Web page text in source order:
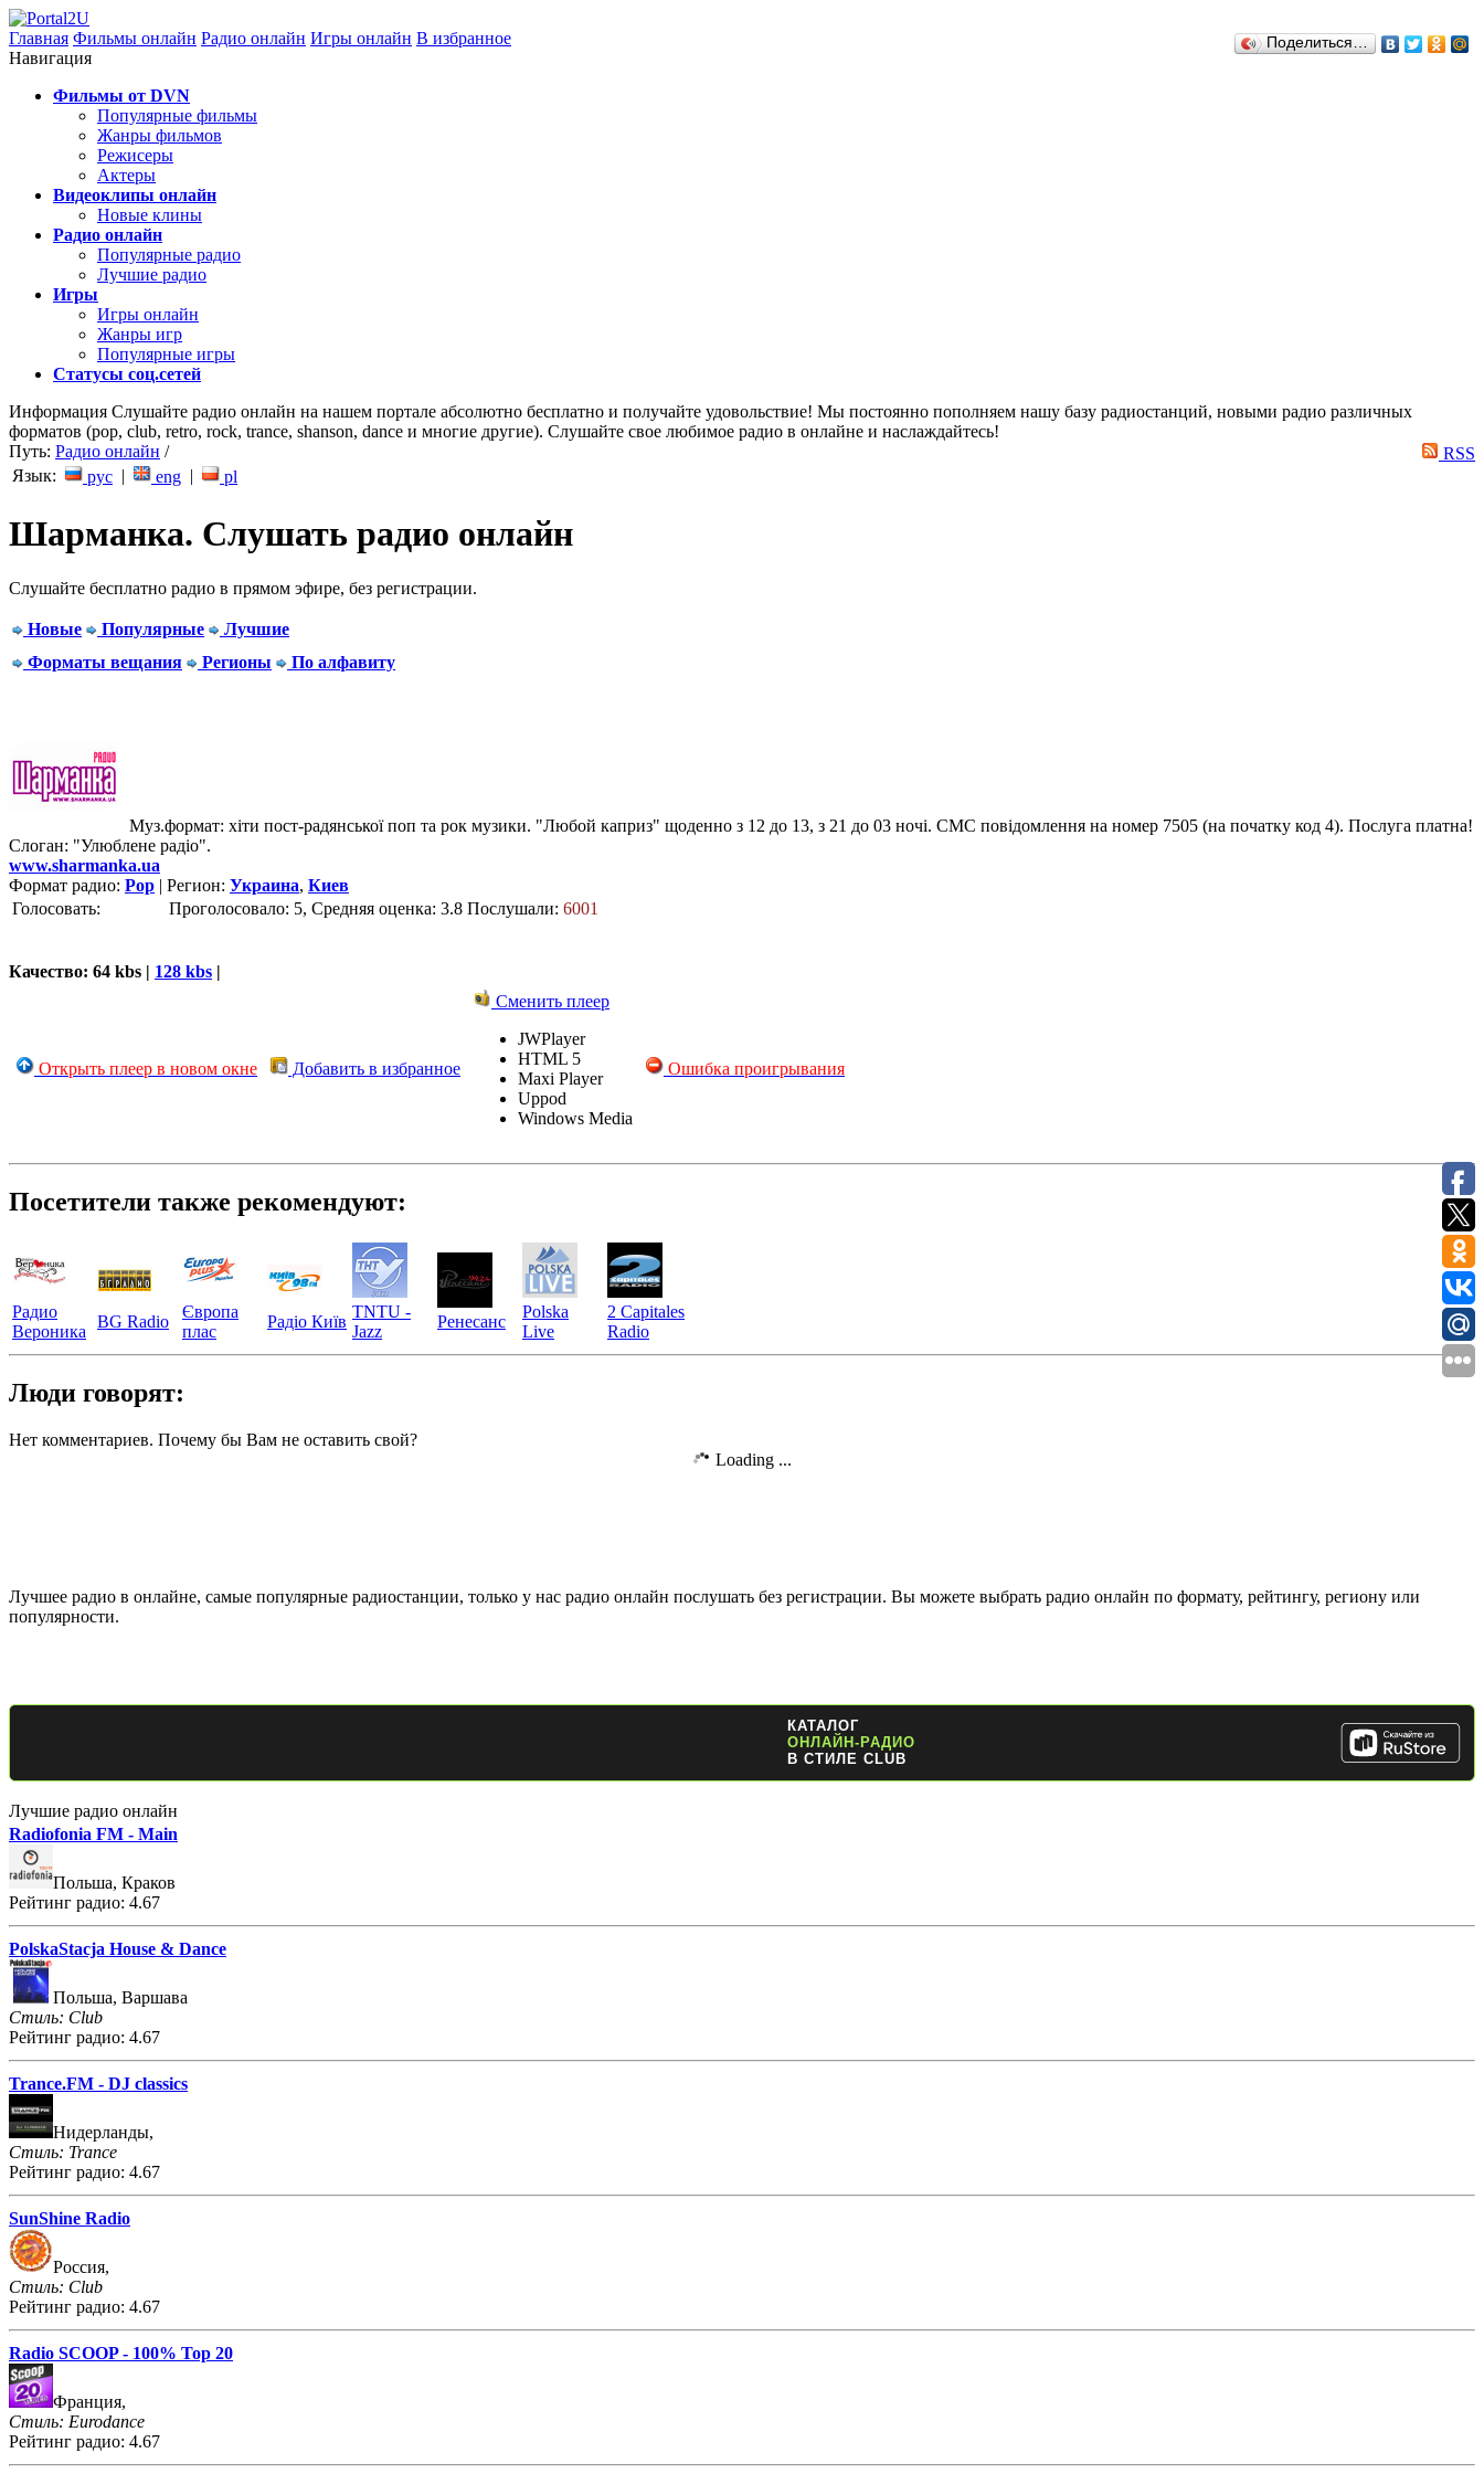
Главная Фильмы онлайн Радио онлайн Игры онлайн В избранное Поделиться…
Навигация
Фильмы от DVN
Популярные фильмы
Жанры фильмов
Режисеры
Актеры
Видеоклипы онлайн
Новые клины
Радио онлайн
Популярные радио
Лучшие радио
Игры
Игры онлайн
Жанры игр
Популярные игры
Статусы соц.сетей
Информация Слушайте радио онлайн на нашем портале абсолютно бесплатно и получайте удовольствие! Мы постоянно пополняем нашу базу радиостанций, новыми радио различных
форматов (pop, club, retro, rock, trance, shanson, dance и многие другие). Слушайте свое любимое радио в онлайне и наслаждайтесь!
Путь: Радио онлайн /
RSS
Язык:
рус | eng | pl
Шарманка. Cлушать радио онлайн
Слушайте бесплатно радио в прямом эфире, без регистрации.
Новые Популярные
Лучшие
Форматы вещания
Регионы По алфавиту
Муз.формат: хіти пост-радянської поп та рок музики. "Любой каприз" щоденно з 12 до 13, з 21 до 03 ночі. СМС повідомлення на номер 7505 (на початку код 4). Послуга платна!
Слоган: "Улюблене радіо".
www.sharmanka.ua
Формат радио: Pop | Регион: Украина, Киев
Голосовать:
Проголосовало: 5, Средняя оценка: 3.8 Послушали: 6001
Качество: 64 kbs | 128 kbs |
Открыть плеер в новом окне Добавить в избранное
Сменить плеер
JWPlayer
HTML 5
Maxi Player
Uppod
Windows Media
Ошибка проигрывания
Посетители также рекомендуют:
Радио
Вероника
BG Radio
Європа
плас
Радіо Київ
TNTU -
Jazz
Ренесанс
Polska
Live
2 Capitales
Radio
Люди говорят:
Нет комментариев. Почему бы Вам не оставить свой?
Loading ...
Лучшее радио в онлайне, самые популярные радиостанции, только у нас радио онлайн послушать без регистрации. Вы можете выбрать радио онлайн по формату, рейтингу, региону или
популярности.
КАТАЛОГ
ОНЛАЙН-РАДИО
В СТИЛЕ CLUB
Лучшие радио онлайн
Radiofonia FM - Main
Польша, Краков
Рейтинг радио: 4.67
PolskaStacja House & Dance
Польша, Варшава
Стиль: Club
Рейтинг радио: 4.67
Trance.FM - DJ classics
Нидерланды,
Стиль: Trance
Рейтинг радио: 4.67
SunShine Radio
Россия,
Стиль: Club
Рейтинг радио: 4.67
Radio SCOOP - 100% Top 20
Франция,
Стиль: Eurodance
Рейтинг радио: 4.67